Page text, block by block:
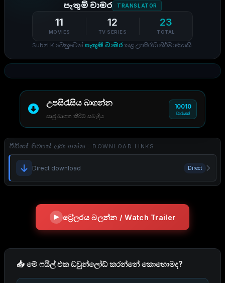
පැතුම් චාමර TRANSLATOR
11
MOVIES
12
TV SERIES
23
TOTAL
SubzLK වෙනුවෙන් පැතුම් චාමර කළ උපසිරැසි නිර්මාණයකි.
උපසිරැසිය බාගන්න
සෘජු බාගත කිරීම් සබැඳිය
10010
වාරයක්
වීඩියෝ පිටපත් ලබා ගන්න . DOWNLOAD LINKS
Direct download Direct
ට්‍රේලරය බලන්න / Watch Trailer
📥 මේ ෆයිල් එක ඩවුන්ලෝඩ් කරන්නේ කොහොමද?